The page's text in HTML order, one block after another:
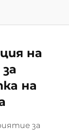
на
на
за